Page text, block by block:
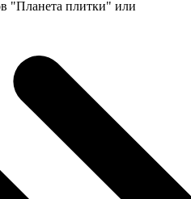
"Планета плитки" или